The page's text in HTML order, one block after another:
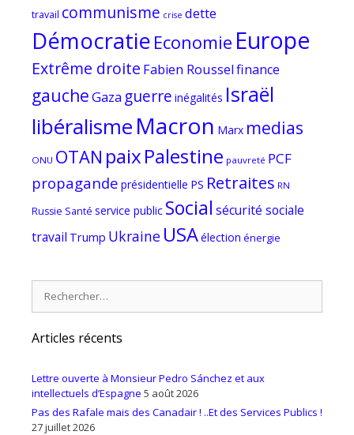
travail communisme crise dette
Démocratie Economie Europe
Extrême droite Fabien Rousselfinance
gaucheGaza guerre inégalités Israël
libéralismeMacron Marx medias
ONU OTAN paixPalestine pauvreté PCF
propagande présidentielle PS Retraites RN
Russie Santé service public Social sécurité sociale
travail Trump Ukraine USAélection énergie
Articles récents
Lettre ouverte à Monsieur Pedro Sánchez et aux
intellectuels d’Espagne 5 août 2026
Pas des Rafale mais des Canadair ! ..Et des Services Publics !
27 juillet 2026